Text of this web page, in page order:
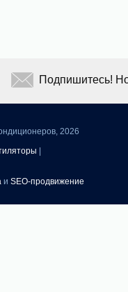
2026
и SEO-продвижение
Подпишитесь!